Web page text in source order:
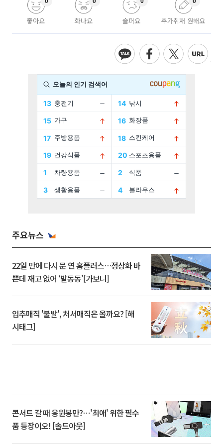
좋아요 화나요 슬퍼요 추가취재 원해요
주요뉴스
22일 만에 다시 문 연 홈플러스…정상화 바
쁜데 재고 없어 ‘발동동’[가보니]
입추매직 '불발', 처서매직은 올까요? [해
시태그]
콘서트 갈 때 응원봉만?⋯'최애' 위한 필수
품 등장이오! [솔드아웃]